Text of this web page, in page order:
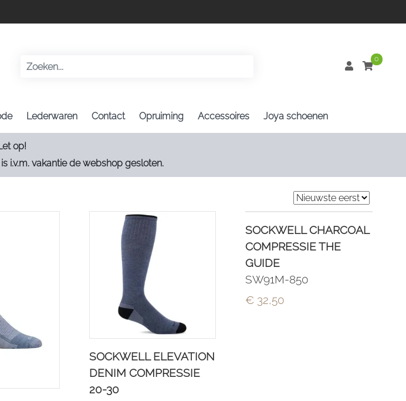
0
Lederwaren Contact Opruiming Accessoires Joya schoenen
op!
i.v.m. vakantie de webshop gesloten.
SOCKWELL ELEVATION
DENIM COMPRESSIE
20-30
SOCKWELL CHARCOAL
COMPRESSIE THE
GUIDE
SW91M-850
€ 32,50